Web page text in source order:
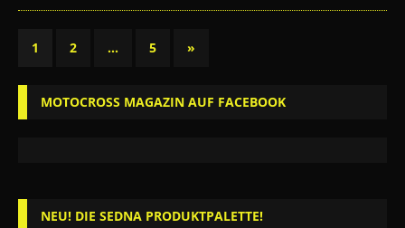
1 2 … 5 »
MOTOCROSS MAGAZIN AUF FACEBOOK
NEU! DIE SEDNA PRODUKTPALETTE!